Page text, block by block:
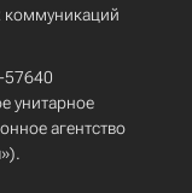
коммуникаций
57640
унитарное
агентство